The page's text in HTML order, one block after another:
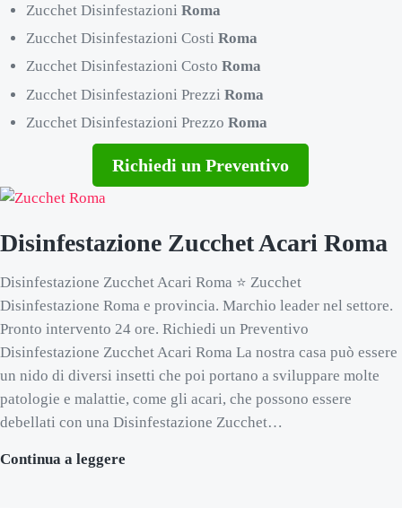
Zucchet DisinfestazioniRoma
Zucchet Disinfestazioni CostiRoma
Zucchet Disinfestazioni CostoRoma
Zucchet Disinfestazioni PrezziRoma
Zucchet Disinfestazioni PrezzoRoma
Richiedi un Preventivo
Disinfestazione Zucchet Acari Roma
Disinfestazione Zucchet Acari Roma ⭐ Zucchet
Disinfestazione Roma e provincia. Marchio leader nel settore.
Pronto intervento 24 ore. Richiedi un Preventivo
Disinfestazione Zucchet Acari Roma La nostra casa può essere
un nido di diversi insetti che poi portano a sviluppare molte
patologie e malattie, come gli acari, che possono essere
debellati con una Disinfestazione Zucchet…
Continua a leggere